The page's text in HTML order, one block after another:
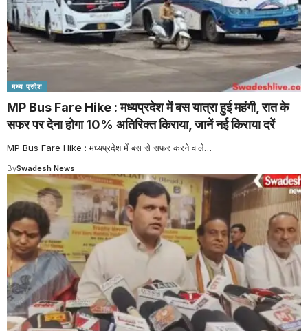
मध्य प्रदेश
MP Bus Fare Hike : मध्यप्रदेश में बस यात्रा हुई महंगी, रात के
सफर पर देना होगा 10% अतिरिक्त किराया, जानें नई किराया दरें
MP Bus Fare Hike : मध्यप्रदेश में बस से सफर करने वाले…
BySwadesh News